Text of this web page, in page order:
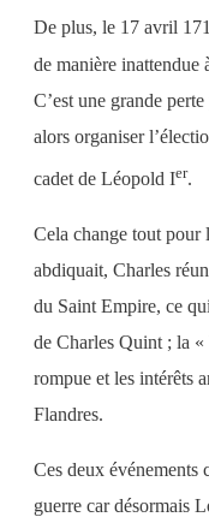
De plus, le 17 avril
de manière inattendue
C’est une grande
alors organiser
cadet de Léopold Ier.
Cela change tout
abdiquait, Charles
du Saint Empire, ce
de Charles Quint ; la
rompue et les intérêts
Flandres.
Ces deux événements
guerre car désormais